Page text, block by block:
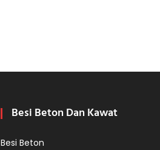
Besi Beton Dan Kawat
Besi Beton